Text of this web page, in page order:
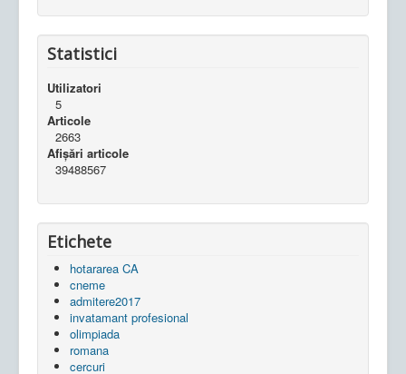
Statistici
Utilizatori
5
Articole
2663
Afișări articole
39488567
Etichete
hotararea CA
cneme
admitere2017
invatamant profesional
olimpiada
romana
cercuri